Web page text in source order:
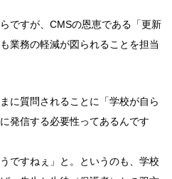
ですが、CMSの恩恵である「更新
業務の軽減が図られることを担当
に質問されることに「学校が自ら
発信する必要性ってあるんです
ですねぇ」と。というのも、学校